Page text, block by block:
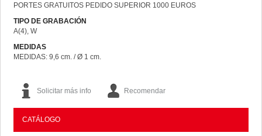
PORTES GRATUITOS PEDIDO SUPERIOR 1000 EUROS
TIPO DE GRABACIÓN
A(4), W
MEDIDAS
MEDIDAS: 9,6 cm. / Ø 1 cm.
Solicitar más info Recomendar
CATÁLOGO